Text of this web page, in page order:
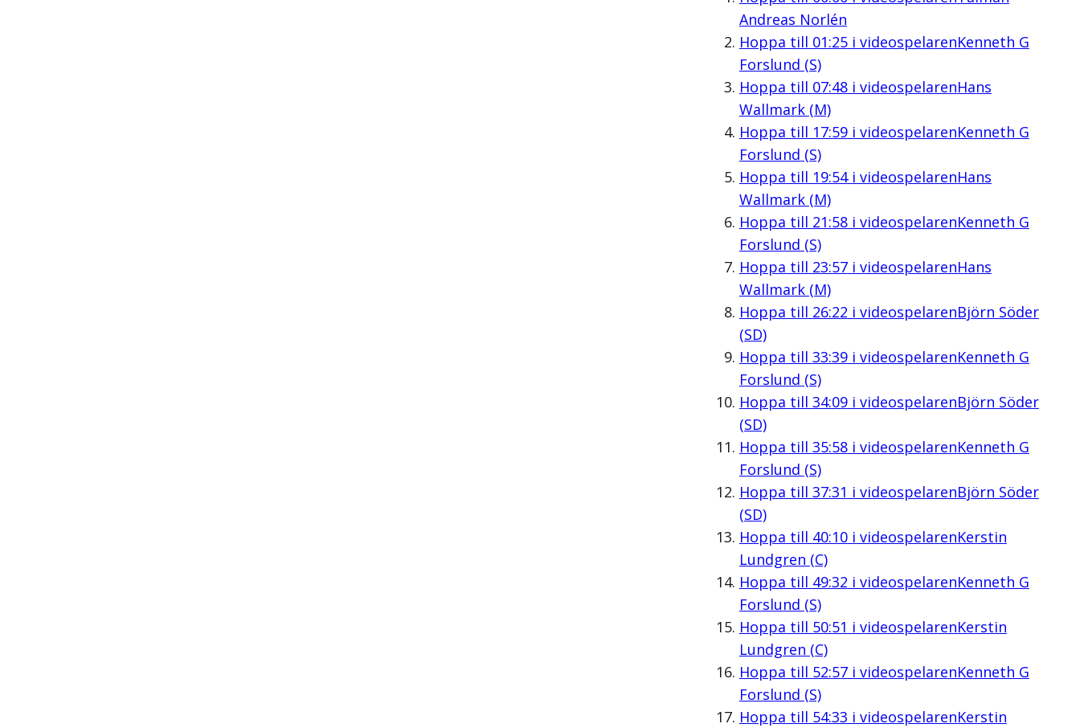
Andreas Norlén
Hoppa till 01:25i videospelarenKenneth G
Forslund (S)
Hoppa till 07:48i videospelarenHans
Wallmark (M)
Hoppa till 17:59i videospelarenKenneth G
Forslund (S)
Hoppa till 19:54i videospelarenHans
Wallmark (M)
Hoppa till 21:58i videospelarenKenneth G
Forslund (S)
Hoppa till 23:57i videospelarenHans
Wallmark (M)
Hoppa till 26:22 i videospelarenBjörn Söder
(SD)
Hoppa till 33:39i videospelarenKenneth G
Forslund (S)
Hoppa till 34:09i videospelarenBjörn Söder
(SD)
Hoppa till 35:58i videospelarenKenneth G
Forslund (S)
Hoppa till 37:31 i videospelarenBjörn Söder
(SD)
Hoppa till 40:10i videospelarenKerstin
Lundgren (C)
Hoppa till 49:32 i videospelarenKenneth G
Forslund (S)
Hoppa till 50:51 i videospelarenKerstin
Lundgren (C)
Hoppa till 52:57i videospelarenKenneth G
Forslund (S)
Hoppa till 54:33 i videospelarenKerstin